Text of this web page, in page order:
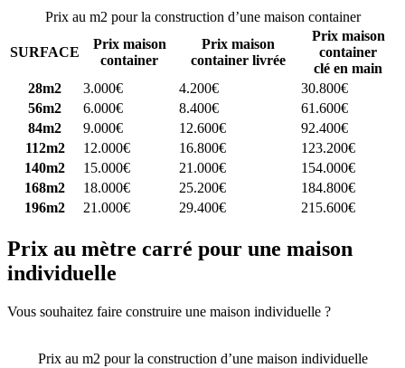
Prix au m2 pour la construction d’une maison container
SURFACE
Prix maison
container
Prix maison
container livrée
Prix maison
container
clé en main
28m2
3.000€ 4.200€
30.800€
56m2
6.000€ 8.400€
61.600€
84m2
9.000€ 12.600€
92.400€
112m2
12.000€ 16.800€
123.200€
140m2
15.000€ 21.000€
154.000€
168m2
18.000€ 25.200€
184.800€
196m2
21.000€ 29.400€ 215.600€
Prix au mètre carré pour une maison
individuelle
Vous souhaitez faire construire une maison individuelle ?
Prix au m2 pour la construction d’une maison individuelle